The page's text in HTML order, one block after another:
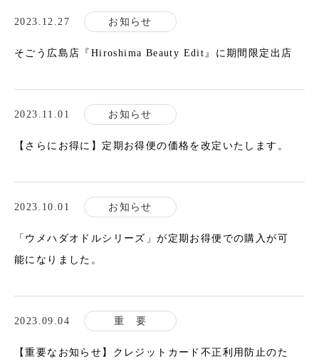
2023.12.27 お知らせ
そごう広島店『Hiroshima Beauty Edit』に期間限定出店
2023.11.01 お知らせ
【さらにお得に】定期お得便の価格を改定いたします。
2023.10.01 お知らせ
「ウメハダオドルシリーズ」が定期お得便での購入が可
能になりました。
2023.09.04 重 要
【重要なお知らせ】クレジットカード不正利用防止のた